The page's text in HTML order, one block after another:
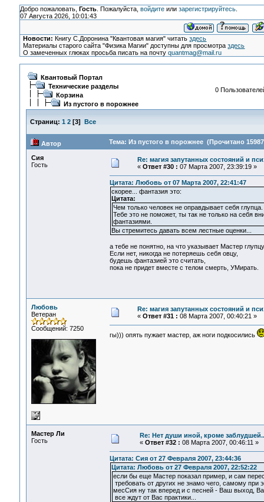
Добро пожаловать, Гость. Пожалуйста, войдитеили зарегистрируйтесь.
07 Августа 2026, 10:01:43
Новости: Книгу С.Доронина "Квантовая магия" читатьздесь
Материалы старого сайта "Физика Магии" доступны для просмотраздесь
О замеченных глюках просьба писать на почтуquantmag@mail.ru
Квантовый Портал
Технические разделы
Корзина
Из пустого в порожнее
0
Страниц: 1 2[3] Все
Автор Тема: Из пустого в порожнее (Прочитано
Сия
Гость
Re: магия запутанных состояний и
« Ответ #30 : 07 Марта 2007, 23:39:19 »
Цитата: Любовь от 07 Марта 2007, 22:41:47
скорее... фантазия это:
Цитата:
Чем только человек не оправдывает себя глупца.
Тебе это не поможет, ты так не только на себя
фантазиями.
Вы стремитесь давать всем лестные оценки...
а тебе не понятно, на что указывает Мастер
Если нет, никогда не потеряешь себя овцу,
будешь фантазией это считать,
пока не придет вместе с телом смерть, УМирать.
Любовь
Ветеран
Сообщений: 7250
Re: магия запутанных состояний и
« Ответ #31 : 08 Марта 2007, 00:40:21 »
гы))) опять пужает мастер, аж ноги подкосились
Мастер Ли
Гость
Re: Нет души иной, кроме
« Ответ #32 : 08 Марта 2007, 00:46:11 »
Цитата: Сия от 27 Февраля 2007, 23:44:36
Цитата: Любовь от 27 Февраля 2007, 22:52:22
если бы еще Мастер показал пример, и сам
требовать от других не знамо чего, самому при
месСия ну так вперед и с песней - Ваш выход,
все ждут от Вас практики...